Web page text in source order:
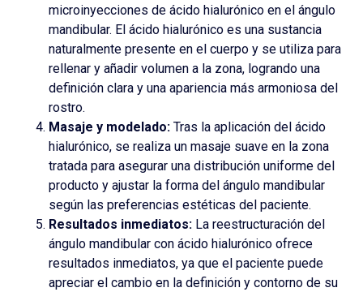
microinyecciones de ácido hialurónico en el ángulo
mandibular. El ácido hialurónico es una sustancia
naturalmente presente en el cuerpo y se utiliza para
rellenar y añadir volumen a la zona, logrando una
definición clara y una apariencia más armoniosa del
rostro.
Masaje y modelado: Tras la aplicación del ácido
hialurónico, se realiza un masaje suave en la zona
tratada para asegurar una distribución uniforme del
producto y ajustar la forma del ángulo mandibular
según las preferencias estéticas del paciente.
Resultados inmediatos: La reestructuración del
ángulo mandibular con ácido hialurónico ofrece
resultados inmediatos, ya que el paciente puede
apreciar el cambio en la definición y contorno de su